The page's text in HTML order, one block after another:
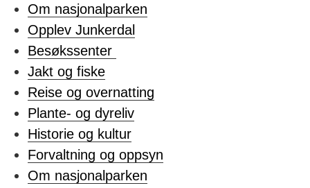
Om nasjonalparken
Opplev Junkerdal
Besøkssenter
Jakt og fiske
Reise og overnatting
Plante- og dyreliv
Historie og kultur
Forvaltning og oppsyn
Om nasjonalparken